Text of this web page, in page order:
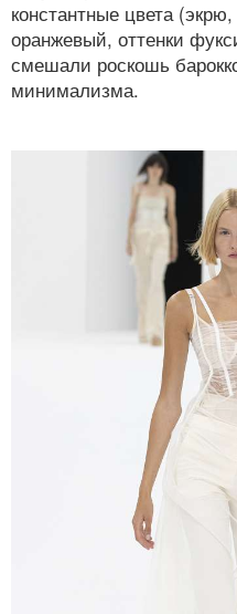
константные цвета
оранжевый, оттенки
смешали роскошь
минимализма.